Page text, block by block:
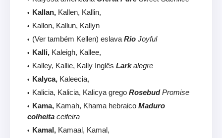
Kallan, Kallen, Kallin,
Kallon, Kallun, Kallyn
(Ver também Kellen) eslava Rio Joyful
Kalli, Kaleigh, Kallee,
Kalley, Kallie, Kally Inglês Larkalegre
Kalyca, Kaleecia,
Kalicia, Kalicia, Kalicya grego RosebudPromise
Kama, Kamah, Khama hebraico Maduro
colheita ceifeira
Kamal, Kamaal, Kamal,